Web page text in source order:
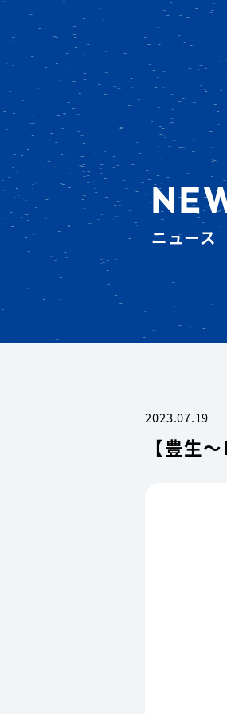
ニュース
2023.07.19
【豊生